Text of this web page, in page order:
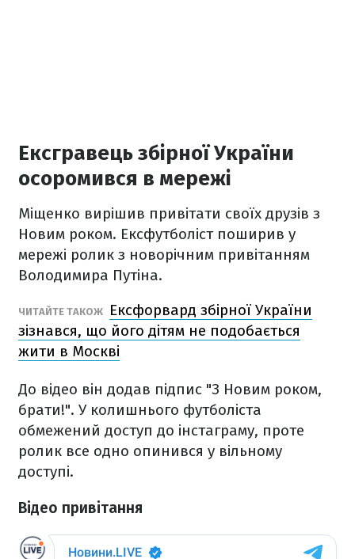
Ексгравець збірної України
осоромився в мережі
Міщенко вирішив привітати своїх друзів з
Новим роком. Ексфутболіст поширив у
мережі ролик з новорічним привітанням
Володимира Путіна.
ЧИТАЙТЕ ТАКОЖ
Ексфорвард збірної України
зізнався, що його дітям не подобається
жити в Москві
До відео він додав підпис "З Новим роком,
брати!". У колишнього футболіста
обмежений доступ до інстаграму, проте
ролик все одно опинився у вільному
доступі.
Відео привітання